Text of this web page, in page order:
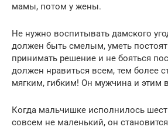
мамы, потом у жены.
Не нужно воспитывать дамского
должен быть смелым, уметь
принимать решение и не бояться
должен нравиться всем, тем более
мягким, гибким! Он мужчина и этим
Когда мальчишке исполнилось
совсем не маленький, он